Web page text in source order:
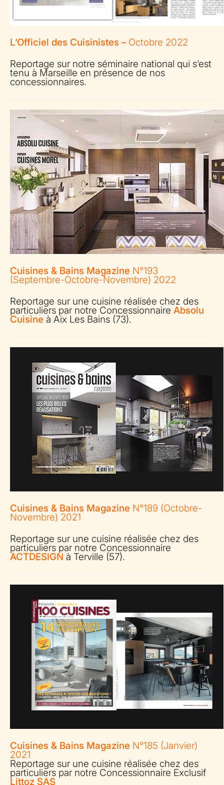
L’Officiel des Cuisinistes –Octobre 2022
Reportage sur notre séminaire national qui s’est
tenu à Marseille en présence de nos
concessionnaires.
Cuisines & Bains Magazine N°193
(Septembre-Octobre-Novembre) 2022
Reportage sur une cuisine réalisée chez des
particuliers par notre Concessionnaire Absolu
Cuisine à Aix Les Bains (73).
Cuisines & Bains Magazine N°189 (Octobre-
Novembre) 2021
Reportage sur une cuisine réalisée chez des
particuliers par notre Concessionnaire
ACTDESIGN à Terville (57).
Cuisines & Bains Magazine N°185 (Janvier)
2021
Reportage sur une cuisine réalisée chez des
particuliers par notre Concessionnaire Exclusif
Littoz SAS